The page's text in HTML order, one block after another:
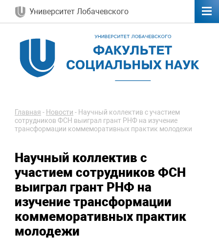
Университет Лобачевского
Главная - Новости - Научный коллектив с участием
сотрудников ФСН выиграл грант РНФ на изучение
трансформации коммеморативных практик молодежи
Научный коллектив с
участием сотрудников ФСН
выиграл грант РНФ на
изучение трансформации
коммеморативных практик
молодежи